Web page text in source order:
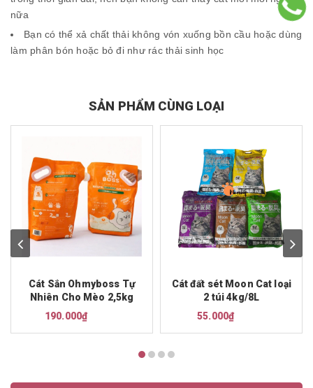
nữa
Bạn có thể xả chất thải không vón xuống bồn cầu hoặc dùng
làm phân bón hoặc bỏ đi như rác thải sinh học
SẢN PHẨM CÙNG LOẠI
Cát Sắn Ohmyboss Tự
Nhiên Cho Mèo 2,5kg
190.000₫
Cát đất sét Moon Cat loại
2 túi 4kg/8L
55.000₫